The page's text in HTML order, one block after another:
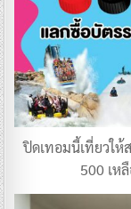
ปิดเทอมนี้เที่ยวให้
500 เห